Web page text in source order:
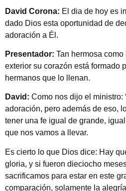
David Corona: El dia de hoy es
dado Dios esta oportunidad de
adoración a Él.
Presentador: Tan hermosa
exterior su corazón está formado
hermanos que lo llenan.
David: Como nos dijo el ministro:
adoración, pero además de eso,
tener una fe igual de grande,
que nos vamos a llevar.
Es cierto lo que Dios dice: Hay
gloria, y si fueron dieciocho
sacrificamos para estar en este
comparación, solamente la